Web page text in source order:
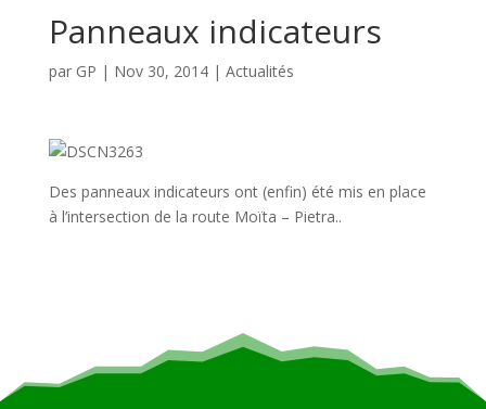
Panneaux indicateurs
par GP | Nov 30, 2014| Actualités
Des panneaux indicateurs ont (enfin) été mis en place
à l’intersection de la route Moïta – Pietra..